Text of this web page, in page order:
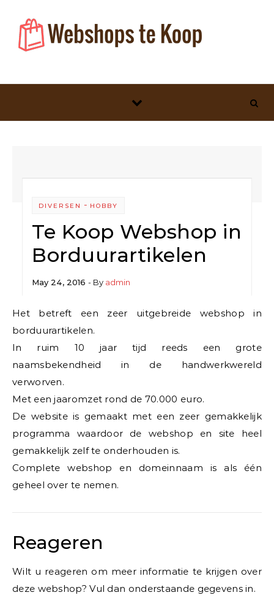
DIVERSEN - HOBBY
Te Koop Webshop in
Borduurartikelen
May 24, 2016 - By admin
Het betreft een zeer uitgebreide webshop in
borduurartikelen.
In ruim 10 jaar tijd reeds een grote
naamsbekendheid in de handwerkwereld
verworven.
Met een jaaromzet rond de 70.000 euro.
De website is gemaakt met een zeer gemakkelijk
programma waardoor de webshop en site heel
gemakkelijk zelf te onderhouden is.
Complete webshop en domeinnaam is als één
geheel over te nemen.
Reageren
Wilt u reageren om meer informatie te krijgen over
deze webshop? Vul dan onderstaande gegevens in.